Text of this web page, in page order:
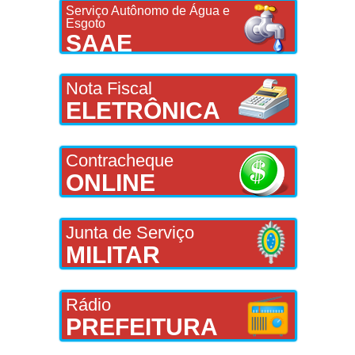
Serviço Autônomo de Água e
Esgoto
SAAE
Nota Fiscal
ELETRÔNICA
Contracheque
ONLINE
Junta de Serviço
MILITAR
Rádio
PREFEITURA